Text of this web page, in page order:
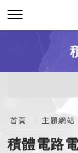
首頁 主題網站
積體電路